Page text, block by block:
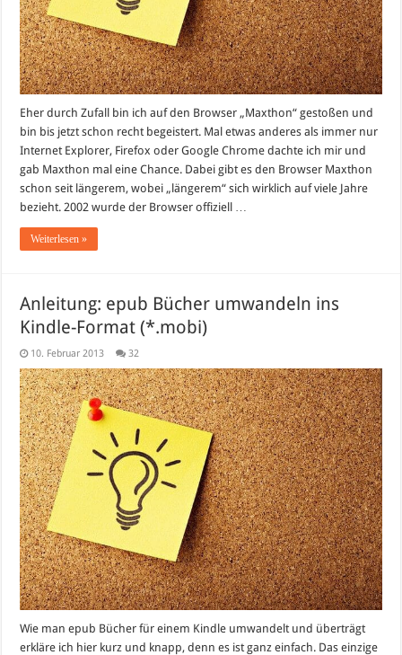
Eher durch Zufall bin ich auf den Browser „Maxthon“ gestoßen und
bin bis jetzt schon recht begeistert. Mal etwas anderes als immer nur
Internet Explorer, Firefox oder Google Chrome dachte ich mir und
gab Maxthon mal eine Chance. Dabei gibt es den Browser Maxthon
schon seit längerem, wobei „längerem“ sich wirklich auf viele Jahre
bezieht. 2002 wurde der Browser offiziell …
Weiterlesen »
Anleitung: epub Bücher umwandeln ins
Kindle-Format (*.mobi)
10. Februar 2013 32
Wie man epub Bücher für einem Kindle umwandelt und überträgt
erkläre ich hier kurz und knapp, denn es ist ganz einfach. Das einzige